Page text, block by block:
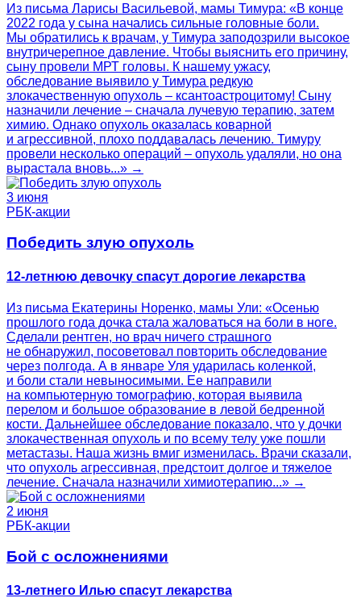
Из письма Ларисы Васильевой, мамы Тимура: «В конце
2022 года у сына начались сильные головные боли.
Мы обратились к врачам, у Тимура заподозрили высокое
внутричерепное давление. Чтобы выяснить его причину,
сыну провели МРТ головы. К нашему ужасу,
обследование выявило у Тимура редкую
злокачественную опухоль – ксантоастроцитому! Сыну
назначили лечение – сначала лучевую терапию, затем
химию. Однако опухоль оказалась коварной
и агрессивной, плохо поддавалась лечению. Тимуру
провели несколько операций – опухоль удаляли, но она
вырастала вновь...» →
3 июня
РБК-акции
Победить злую опухоль
12-летнюю девочку спасут дорогие лекарства
Из письма Екатерины Норенко, мамы Ули: «Осенью
прошлого года дочка стала жаловаться на боли в ноге.
Сделали рентген, но врач ничего страшного
не обнаружил, посоветовал повторить обследование
через полгода. А в январе Уля ударилась коленкой,
и боли стали невыносимыми. Ее направили
на компьютерную томографию, которая выявила
перелом и большое образование в левой бедренной
кости. Дальнейшее обследование показало, что у дочки
злокачественная опухоль и по всему телу уже пошли
метастазы. Наша жизнь вмиг изменилась. Врачи сказали,
что опухоль агрессивная, предстоит долгое и тяжелое
лечение. Сначала назначили химиотерапию...» →
2 июня
РБК-акции
Бой с осложнениями
13-летнего Илью спасут лекарства